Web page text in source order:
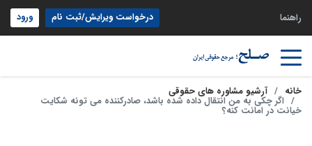
راهنما درخواست ویرایش/ثبت نام ورود
خانه آرشیو مشاوره های حقوقی
اگر چکی به من انتقال داده شده باشد، صادرکننده می تونه شکایت
خیانت در امانت کنه؟